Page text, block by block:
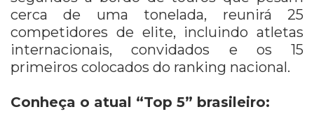
cerca de uma tonelada, reunirá 25
competidores de elite, incluindo atletas
internacionais, convidados e os 15
primeiros colocados do ranking nacional.
Conheça o atual “Top 5” brasileiro: